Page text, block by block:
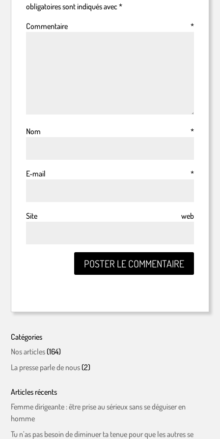
obligatoires sont indiqués avec*
Commentaire *
Nom *
E-mail *
Site web
Catégories
Nos articles (164)
La presse parle de nous (2)
Articles récents
Femme dirigeante : être prise au sérieux sans se déguiser en
homme
Tu n’as pas besoin de diminuer ta tenue pour que les autres se